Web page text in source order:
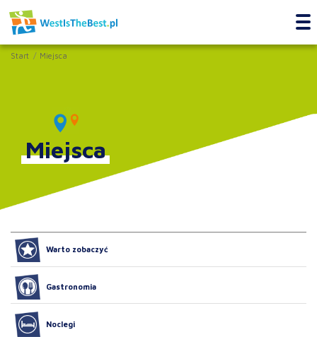
Start Miejsca
Miejsca
Warto zobaczyć
Gastronomia
Noclegi